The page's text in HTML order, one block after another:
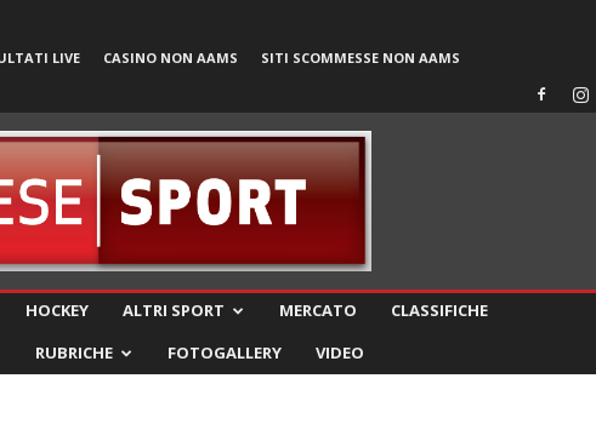
LIVE CASINO NON AAMS SITI SCOMMESSE NON AAMS
HOCKEY ALTRI SPORT MERCATO
CLASSIFICHE
RUBRICHE FOTOGALLERY VIDEO